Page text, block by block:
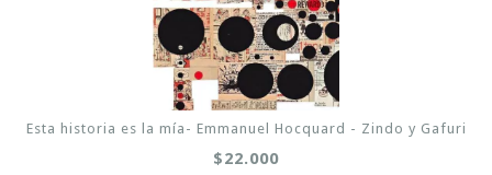
Esta historia es la mía- Emmanuel Hocquard - Zindo y Gafuri
$22.000